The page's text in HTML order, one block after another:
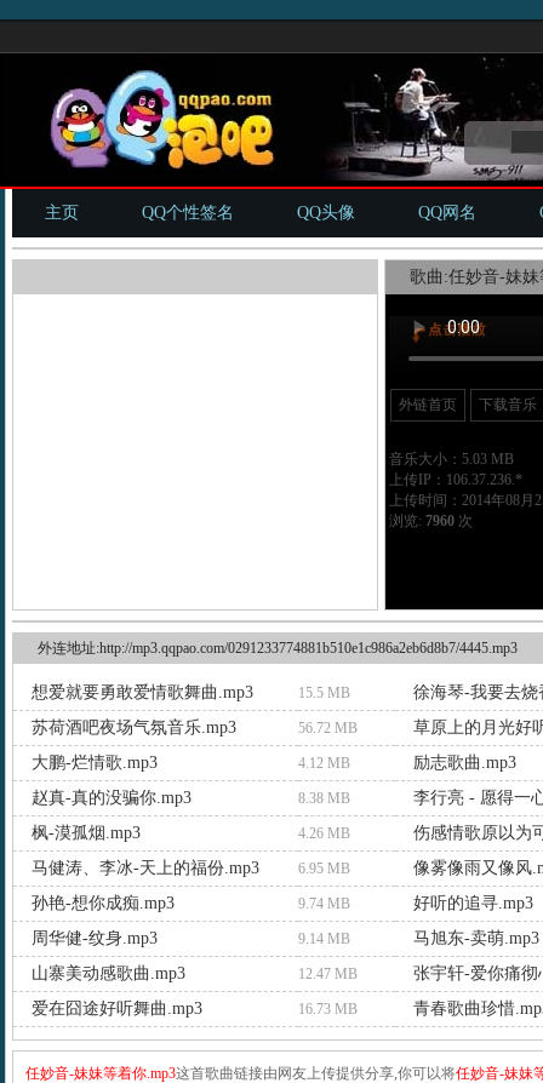
主页 QQ个性签名 QQ头像 QQ网名
歌曲:任妙音-妹妹
外链首页 下载音乐
音乐大小：5.03 MB
上传IP：106.37.236.*
上传时间：2014年08月
浏览: 7960次
外连地址:http://mp3.qqpao.com/0291233774881b510e1c986a2eb6d8b7/4445.mp3
想爱就要勇敢爱情歌舞曲.mp3 15.5 MB
徐海琴-我要去烧
苏荷酒吧夜场气氛音乐.mp3
56.72 MB
草原上的月光好
大鹏-烂情歌.mp3
4.12 MB
励志歌曲.mp3
赵真-真的没骗你.mp3
8.38 MB
李行亮 - 愿得一
枫-漠孤烟.mp3
4.26 MB
伤感情歌原以为
马健涛、李冰-天上的福份.mp3
6.95 MB
像雾像雨又像风
孙艳-想你成痴.mp3
9.74 MB
好听的追寻.mp3
周华健-纹身.mp3
9.14 MB
马旭东-卖萌.mp3
山寨美动感歌曲.mp3
12.47 MB
张宇轩-爱你痛彻
爱在囧途好听舞曲.mp3
16.73 MB 青春歌曲珍惜
任妙音-妹妹等着你.mp3这首歌曲链接由网友上传提供分享,你可以将任妙音-妹妹